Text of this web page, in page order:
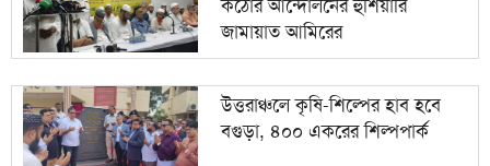
কঠোর আন্দোলনের হুঁশিয়ারি
জামায়াত আমিরের
উত্তরাঞ্চলে কৃষি-শিল্পের হাব হবে
বগুড়া, ৪০০ একরের শিল্পপার্ক